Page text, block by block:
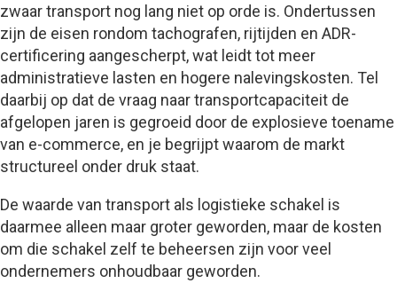
zwaar transport nog lang niet op orde is. Ondertussen
zijn de eisen rondom tachografen, rijtijden en ADR-
certificering aangescherpt, wat leidt tot meer
administratieve lasten en hogere nalevingskosten. Tel
daarbij op dat de vraag naar transportcapaciteit de
afgelopen jaren is gegroeid door de explosieve toename
van e-commerce, en je begrijpt waarom de markt
structureel onder druk staat.
De waarde van transport als logistieke schakel is
daarmee alleen maar groter geworden, maar de kosten
om die schakel zelf te beheersen zijn voor veel
ondernemers onhoudbaar geworden.